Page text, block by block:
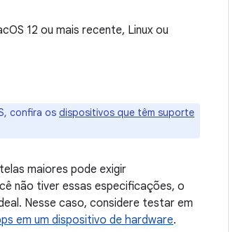
12 ou mais recente, Linux ou
confira os dispositivos que têm suporte
maiores pode exigir
não tiver essas especificações, o
Nesse caso, considere testar em
em um dispositivo de hardware.